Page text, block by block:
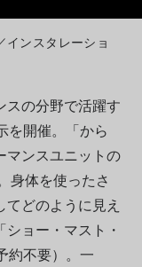
ンスタレーショ
スの分野で活躍す
を開催。「から
マンスユニットの
身体を使ったさ
どのように見え
ョー・マスト・
約不要）。一